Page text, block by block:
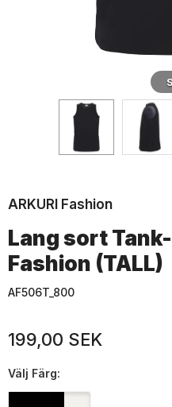
ARKURI Fashion
Lang sort
Fashion (TALL)
AF506T_800
199,00 SEK
Välj Färg: